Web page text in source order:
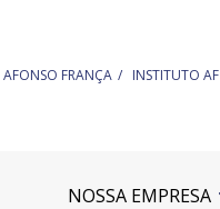
AFONSO FRANÇA INSTITUTO AF
NOSSA EMPRESA